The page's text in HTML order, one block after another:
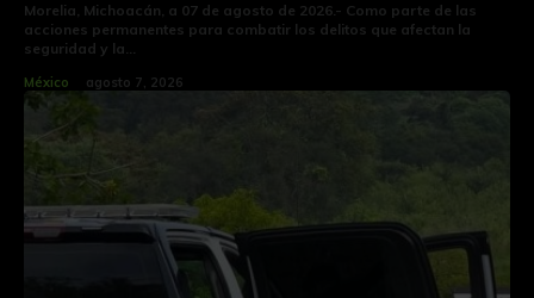
Morelia, Michoacán, a 07 de agosto de 2026.- Como parte de las
acciones permanentes para combatir los delitos que afectan la
seguridad y la...
México agosto 7, 2026